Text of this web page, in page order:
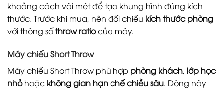
khoảng cách vài mét để tạo khung hình đúng kích
thước. Trước khi mua, nên đối chiếu kích thước phòng
với thông sốthrow ratiocủa máy.
Máy chiếu Short Throw
Máy chiếu Short Throw phù hợp phòng khách, lớp học
nhỏhoặc không gian hạn chế chiều sâu. Dòng này